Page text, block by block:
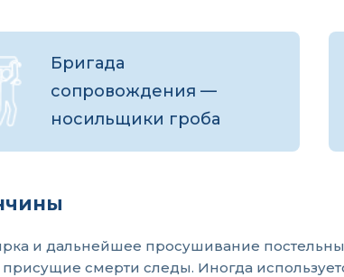
Бригада
сопровождения —
носильщики гроба
и дальнейшее просушивание
смерти следы. Иногда